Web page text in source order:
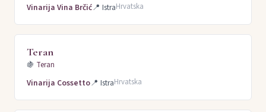
Vinarija Vina Brčić📍 IstraHrvatska
Teran
🍇 Teran
Vinarija Cossetto📍 IstraHrvatska